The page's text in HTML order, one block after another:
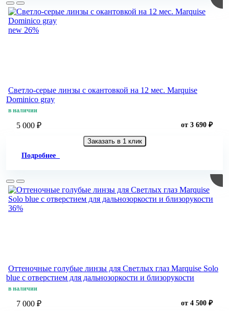
new 26%
Светло-серые линзы c окантовкой на 12 мес. Marquise
Dominico gray
в наличии
5 000 ₽ от 3 690 ₽
Заказать в 1 клик
Подробнее
36%
Оттеночные голубые линзы для Светлых глаз Marquise Solo
blue с отверстием для дальнозоркости и близорукости
в наличии
7 000 ₽ от 4 500 ₽